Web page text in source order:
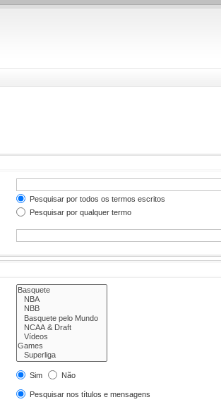
Pesquisar por todos os termos escritos
Pesquisar por qualquer termo
Sim Não
Pesquisar nos títulos e mensagens